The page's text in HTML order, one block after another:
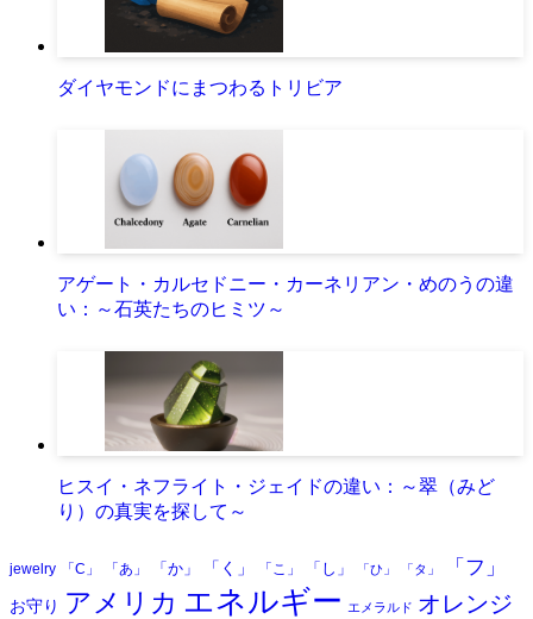
ダイヤモンドにまつわるトリビア
アゲート・カルセドニー・カーネリアン・めのうの違
い：～石英たちのヒミツ～
ヒスイ・ネフライト・ジェイドの違い：～翠（みど
り）の真実を探して～
jewelry 「C」 「あ」 「か」 「く」 「こ」 「し」 「ひ」 「タ」 「フ」
お守り アメリカ エネルギー エメラルド オレンジ